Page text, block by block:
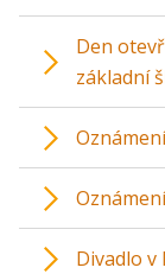
Den
základní
Divadlo v